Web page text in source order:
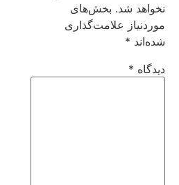
نخواهد شد. بخش‌های
موردنیاز علامت‌گذاری
شده‌اند *
دیدگاه *